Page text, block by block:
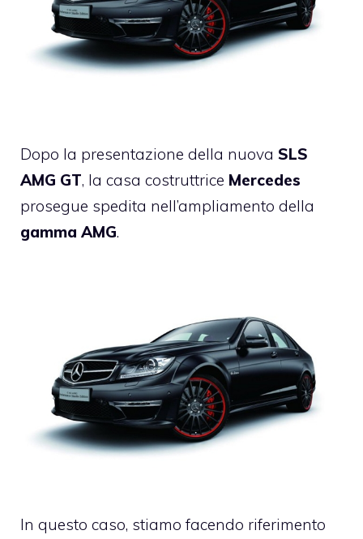
Dopo la presentazione della nuova SLS
AMG GT, la casa costruttrice Mercedes
prosegue spedita nell’ampliamento della
gamma AMG.
In questo caso, stiamo facendo riferimento